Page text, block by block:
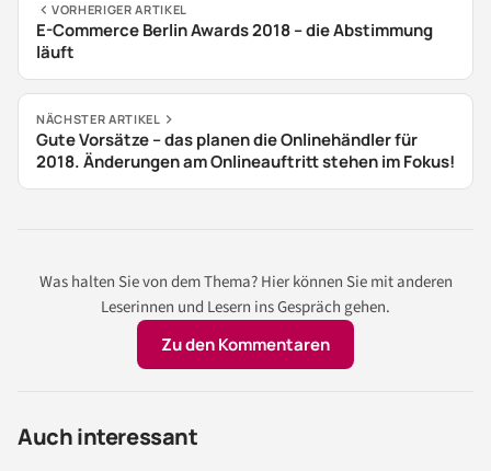
VORHERIGER ARTIKEL
E-Commerce Berlin Awards 2018 – die Abstimmung
läuft
NÄCHSTER ARTIKEL
Gute Vorsätze – das planen die Onlinehändler für
2018. Änderungen am Onlineauftritt stehen im Fokus!
Was halten Sie von dem Thema? Hier können Sie mit anderen
Leserinnen und Lesern ins Gespräch gehen.
Zu den Kommentaren
Auch interessant